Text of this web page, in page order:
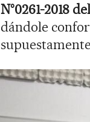
N°0261-2018
dándole